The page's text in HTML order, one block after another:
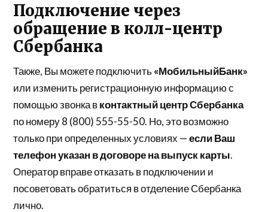
Подключение через
обращение в колл-центр
Сбербанка
Также, Вы можете подключить«МобильныйБанк»
или изменить регистрационную информацию с
помощью звонка вконтактный центр Сбербанка
по номеру 8 (800) 555-55-50. Но, это возможно
только при определенных условиях —если Ваш
телефон указан в договоре на выпуск карты.
Оператор вправе отказать в подключении и
посоветовать обратиться в отделение Сбербанка
лично.